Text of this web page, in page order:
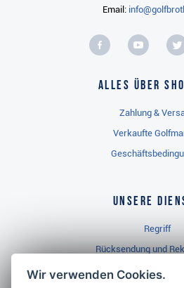
Email:
Alles über
Zahlung &
Verkaufte
Unsere
Regriff
Rücksendung und
Wir verwenden Cookies.